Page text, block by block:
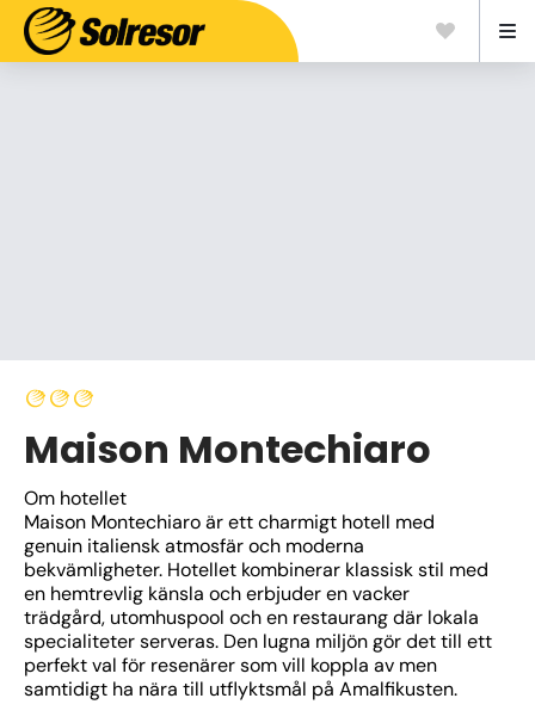
Maison Montechiaro
Om hotellet
Maison Montechiaro är ett charmigt hotell med
genuin italiensk atmosfär och moderna
bekvämligheter. Hotellet kombinerar klassisk stil med
en hemtrevlig känsla och erbjuder en vacker
trädgård, utomhuspool och en restaurang där lokala
specialiteter serveras. Den lugna miljön gör det till ett
perfekt val för resenärer som vill koppla av men
samtidigt ha nära till utflyktsmål på Amalfikusten.